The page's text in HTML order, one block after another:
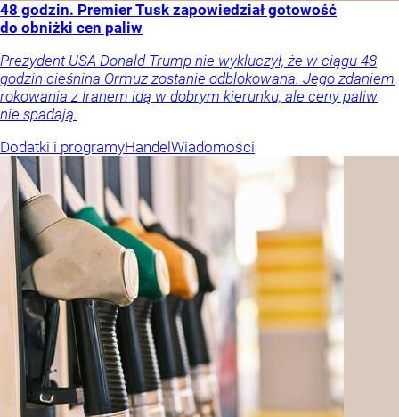
48 godzin. Premier Tusk zapowiedział gotowość
do obniżki cen paliw
Prezydent USA Donald Trump nie wykluczył, że w ciągu 48
godzin cieśnina Ormuz zostanie odblokowana. Jego zdaniem
rokowania z Iranem idą w dobrym kierunku, ale ceny paliw
nie spadają.
Dodatki i programyHandel Wiadomości